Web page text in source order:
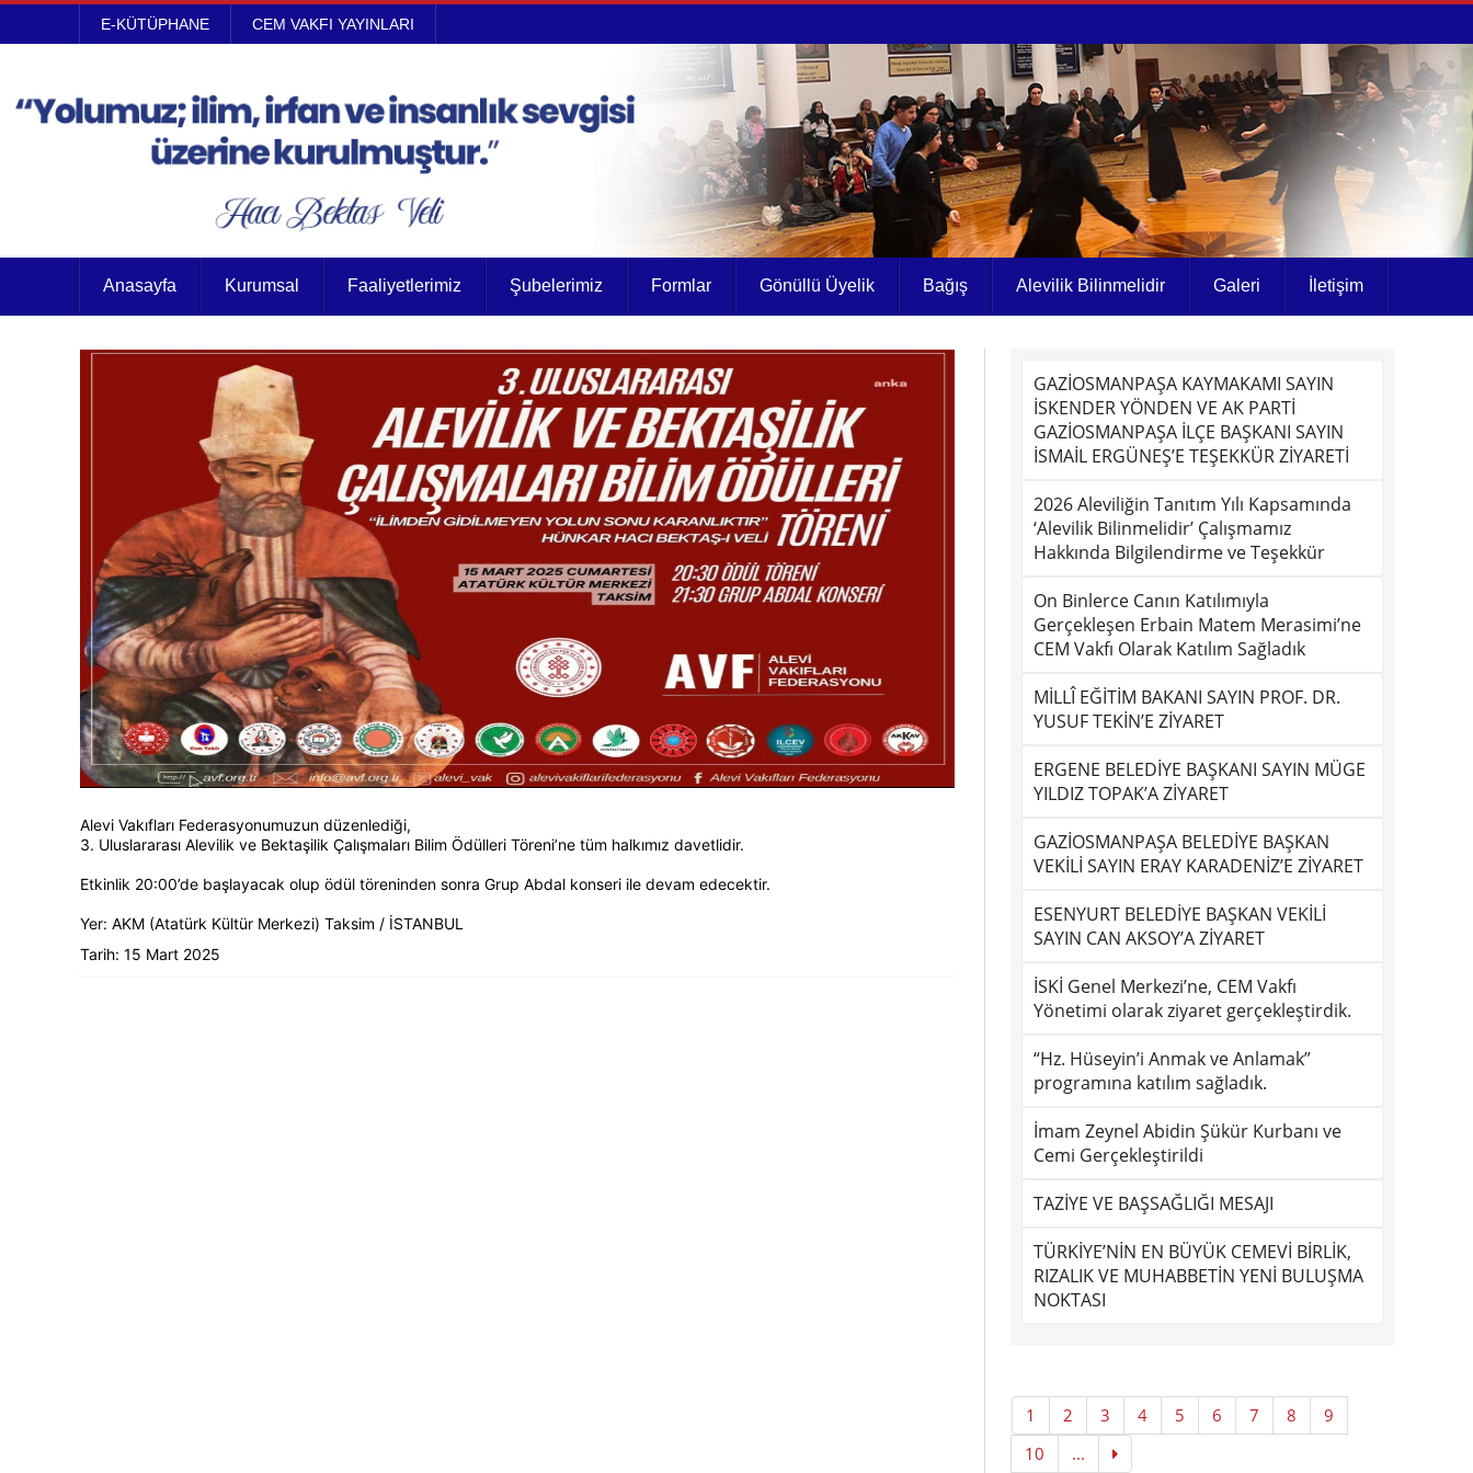
E-KÜTÜPHANE CEM VAKFI YAYINLARI
Anasayfa Kurumsal Faaliyetlerimiz Şubelerimiz Formlar Gönüllü Üyelik Bağış Alevilik Bilinmelidir Galeri İletişim
Alevi Vakıfları Federasyonumuzun düzenlediği,
3. Uluslararası Alevilik ve Bektaşilik Çalışmaları Bilim Ödülleri Töreni’ne tüm halkımız davetlidir.
Etkinlik 20:00’de başlayacak olup ödül töreninden sonra Grup Abdal konseri ile devam edecektir.
Yer: AKM (Atatürk Kültür Merkezi) Taksim / İSTANBUL
Tarih: 15 Mart 2025
GAZİOSMANPAŞA KAYMAKAMI SAYIN
İSKENDER YÖNDEN VE AK PARTİ
GAZİOSMANPAŞA İLÇE BAŞKANI SAYIN
İSMAİL ERGÜNEŞ’E TEŞEKKÜR ZİYARETİ
2026 Aleviliğin Tanıtım Yılı Kapsamında
‘Alevilik Bilinmelidir’ Çalışmamız
Hakkında Bilgilendirme ve Teşekkür
On Binlerce Canın Katılımıyla
Gerçekleşen Erbain Matem Merasimi’ne
CEM Vakfı Olarak Katılım Sağladık
MİLLÎ EĞİTİM BAKANI SAYIN PROF. DR.
YUSUF TEKİN’E ZİYARET
ERGENE BELEDİYE BAŞKANI SAYIN MÜGE
YILDIZ TOPAK’A ZİYARET
GAZİOSMANPAŞA BELEDİYE BAŞKAN
VEKİLİ SAYIN ERAY KARADENİZ’E ZİYARET
ESENYURT BELEDİYE BAŞKAN VEKİLİ
SAYIN CAN AKSOY’A ZİYARET
İSKİ Genel Merkezi’ne, CEM Vakfı
Yönetimi olarak ziyaret gerçekleştirdik.
“Hz. Hüseyin’i Anmak ve Anlamak”
programına katılım sağladık.
İmam Zeynel Abidin Şükür Kurbanı ve
Cemi Gerçekleştirildi
TAZİYE VE BAŞSAĞLIĞI MESAJI
TÜRKİYE’NİN EN BÜYÜK CEMEVİ BİRLİK,
RIZALIK VE MUHABBETİN YENİ BULUŞMA
NOKTASI
1 2 3 4 5 6 7 8
9
10
...